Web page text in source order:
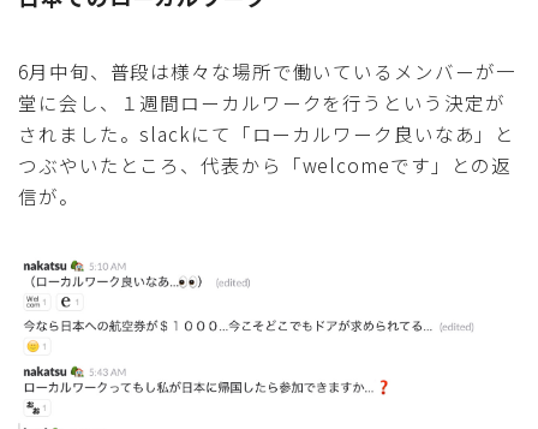
6月中旬、普段は様々な場所で働いているメンバーが一
堂に会し、１週間ローカルワークを行うという決定が
されました。slackにて「ローカルワーク良いなあ」と
つぶやいたところ、代表から「welcomeです」との返
信が。